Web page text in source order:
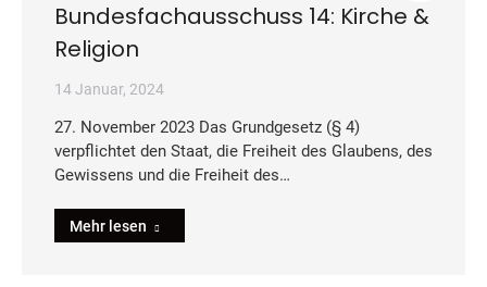
Bundesfachausschuss 14: Kirche &
Religion
14 Januar, 2024
27. November 2023 Das Grundgesetz (§ 4)
verpflichtet den Staat, die Freiheit des Glaubens, des
Gewissens und die Freiheit des…
Mehr lesen